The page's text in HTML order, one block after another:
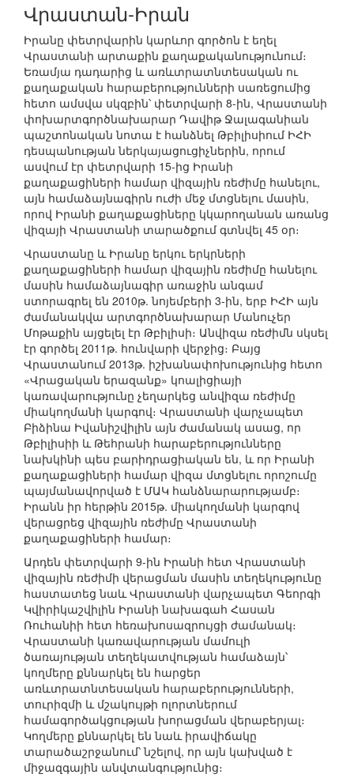
Վրաստան-Իրան
Իրանը փետրվարին կարևոր գործոն է եղել
Վրաստանի արտաքին քաղաքականությունում։
Եռամյա դադարից և առևտրատնտեսական ու
քաղաքական հարաբերությունների սառեցումից
հետո ամսվա սկզբին՝ փետրվարի 8-ին, Վրաստանի
փոխարտգործնախարար Դավիթ Ջալագանիան
պաշտոնական նոտա է հանձնել Թբիլիսիում ԻՀԻ
դեսպանության ներկայացուցիչներին, որում
ասվում էր փետրվարի 15-ից Իրանի
քաղաքացիների համար վիզային ռեժիմը հանելու,
այն համաձայնագիրն ուժի մեջ մտցնելու մասին,
որով Իրանի քաղաքացիները կկարողանան առանց
վիզայի Վրաստանի տարածքում գտնվել 45 օր։
Վրաստանը և Իրանը երկու երկրների
քաղաքացիների համար վիզային ռեժիմը հանելու
մասին համաձայնագիր առաջին անգամ
ստորագրել են 2010թ. նոյեմբերի 3-ին, երբ ԻՀԻ այն
ժամանակվա արտգործնախարար Մանուչեր
Մոթաքին այցելել էր Թբիլիսի։ Անվիզա ռեժիմն սկսել
էր գործել 2011թ. հունվարի վերջից։ Բայց
Վրաստանում 2013թ. իշխանափոխությունից հետո
«Վրացական երազանք» կոալիցիայի
կառավարությունը չեղարկեց անվիզա ռեժիմը
միակողմանի կարգով։ Վրաստանի վարչապետ
Բիձինա Իվանիշվիլին այն ժամանակ ասաց, որ
Թբիլիսիի և Թեհրանի հարաբերությունները
նախկինի պես բարիդրացիական են, և որ Իրանի
քաղաքացիների համար վիզա մտցնելու որոշումը
պայմանավորված է ՄԱԿ հանձնարարությամբ։
Իրանն իր հերթին 2015թ. միակողմանի կարգով
վերացրեց վիզային ռեժիմը Վրաստանի
քաղաքացիների համար։
Արդեն փետրվարի 9-ին Իրանի հետ Վրաստանի
վիզային ռեժիմի վերացման մասին տեղեկությունը
հաստատեց նաև Վրաստանի վարչապետ Գեորգի
Կվիրիկաշվիլին Իրանի նախագահ Հասան
Ռուհանիի հետ հեռախոսազրույցի ժամանակ։
Վրաստանի կառավարության մամուլի
ծառայության տեղեկատվության համաձայն՝
կողմերը քննարկել են հարցեր
առևտրատնտեսական հարաբերությունների,
տուրիզմի և մշակույթի ոլորտներում
համագործակցության խորացման վերաբերյալ։
Կողմերը քննարկել են նաև իրավիճակը
տարածաշրջանում՝ նշելով, որ այն կախված է
միջազգային անվտանգությունից։